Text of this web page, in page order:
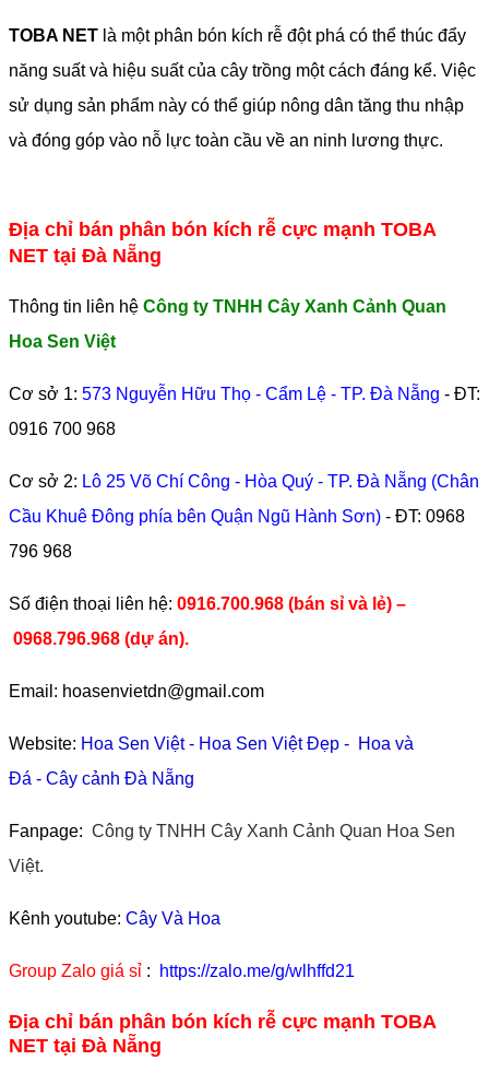
TOBA NET là một phân bón kích rễ đột phá có thể thúc đẩy
năng suất và hiệu suất của cây trồng một cách đáng kể. Việc
sử dụng sản phẩm này có thể giúp nông dân tăng thu nhập
và đóng góp vào nỗ lực toàn cầu về an ninh lương thực.
Địa chỉ bán phân bón kích rễ cực mạnh TOBA
NET tại Đà Nẵng
Thông tin liên hệ Công ty TNHH Cây Xanh Cảnh Quan
Hoa Sen Việt
Cơ sở 1: 573 Nguyễn Hữu Thọ - Cẩm Lệ - TP. Đà Nẵng - ĐT:
0916 700 968
Cơ sở 2: Lô 25 Võ Chí Công - Hòa Quý - TP. Đà Nẵng (Chân
Cầu Khuê Đông phía bên Quận Ngũ Hành Sơn) - ĐT: 0968
796 968
​Số điện thoại liên hệ: 0916.700.968 (bán sỉ và lẻ) –
0968.796.968 (dự án).
Email: hoasenvietdn@gmail.com
Website: Hoa Sen Việt- Hoa Sen Việt Đẹp - Hoa và
Đá - Cây cảnh Đà Nẵng
Fanpage: Công ty TNHH Cây Xanh Cảnh Quan Hoa Sen
Việt.
Kênh youtube: Cây Và Hoa
Group Zalo giá sỉ : https://zalo.me/g/wlhffd21
Địa chỉ bán phân bón kích rễ cực mạnh TOBA
NET tại Đà Nẵng